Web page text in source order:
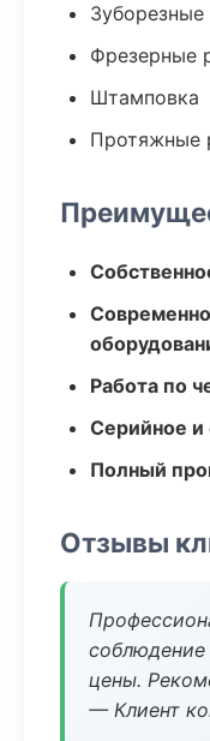
Фрезерные
Штамповка
Протяжные
Работа по
Серийное и
Полный
Отзывы
соблюдение
цены.
— Клиент